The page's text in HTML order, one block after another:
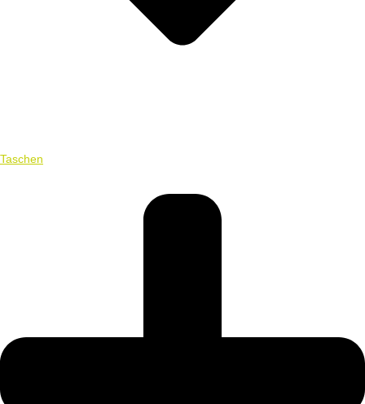
Taschen